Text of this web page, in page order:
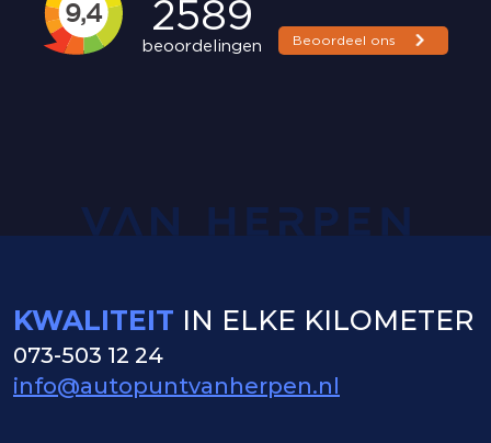
KWALITEIT IN ELKE KILOMETER
073-503 12 24
info@autopuntvanherpen.nl